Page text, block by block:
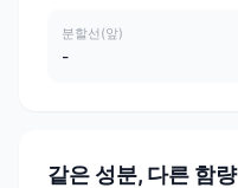
분할선(앞)
-
같은 성분, 다른 함량